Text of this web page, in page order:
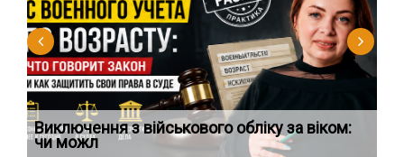
Виключення з військового обліку за віком:
чи можл